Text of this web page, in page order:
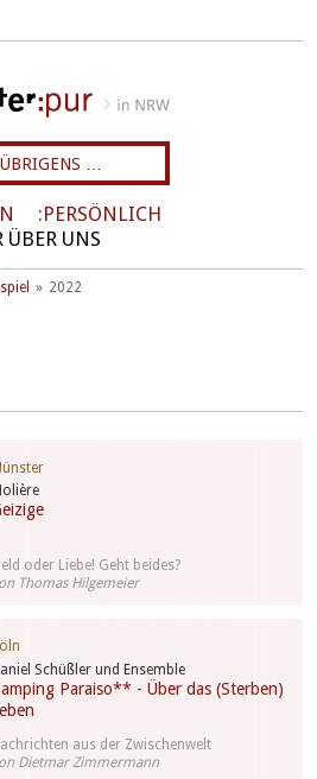
ÜBRIGENS …
PERSÖNLICH
ÜBER UNS
2022
oder Liebe! Geht beides?
Thomas Hilgemeier
Schüßler und Ensemble
Paraiso** - Über das (Sterben)
aus der Zwischenwelt
Dietmar Zimmermann